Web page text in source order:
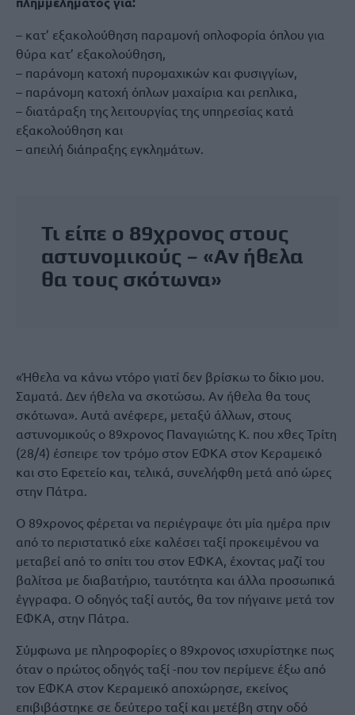
– κατ’ εξακολούθηση παραμονή οπλοφορία όπλου για
θύρα κατ’ εξακολούθηση,
– παράνομη κατοχή πυρομαχικών και φυσιγγίων,
– παράνομη κατοχή όπλων μαχαίρια και ρεπλικα,
– διατάραξη της λειτουργίας της υπηρεσίας κατά
εξακολούθηση και
– απειλή διάπραξης εγκλημάτων.
Τι είπε ο 89χρονος στους
αστυνομικούς – «Αν ήθελα
θα τους σκότωνα»
«Ήθελα να κάνω ντόρο γιατί δεν βρίσκω το δίκιο μου.
Σαματά. Δεν ήθελα να σκοτώσω. Αν ήθελα θα τους
σκότωνα». Αυτά ανέφερε, μεταξύ άλλων, στους
αστυνομικούς ο 89χρονος Παναγιώτης Κ. που χθες Τρίτη
(28/4) έσπειρε τον τρόμο στον ΕΦΚΑ στον Κεραμεικό
και στο Εφετείο και, τελικά, συνελήφθη μετά από ώρες
στην Πάτρα.
Ο 89χρονος φέρεται να περιέγραψε ότι μία ημέρα πριν
από το περιστατικό είχε καλέσει ταξί προκειμένου να
μεταβεί από το σπίτι του στον ΕΦΚΑ, έχοντας μαζί του
βαλίτσα με διαβατήριο, ταυτότητα και άλλα προσωπικά
έγγραφα. O οδηγός ταξί αυτός, θα τον πήγαινε μετά τον
ΕΦΚΑ, στην Πάτρα.
Σύμφωνα με πληροφορίες ο 89χρονος ισχυρίστηκε πως
όταν ο πρώτος οδηγός ταξί -που τον περίμενε έξω από
τον ΕΦΚΑ στον Κεραμεικό αποχώρησε, εκείνος
επιβιβάστηκε σε δεύτερο ταξί και μετέβη στην οδό